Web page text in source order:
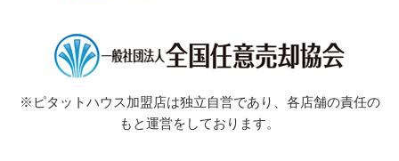
※ピタットハウス加盟店は独立自営であり、各店舗の責任の
もと運営をしております。